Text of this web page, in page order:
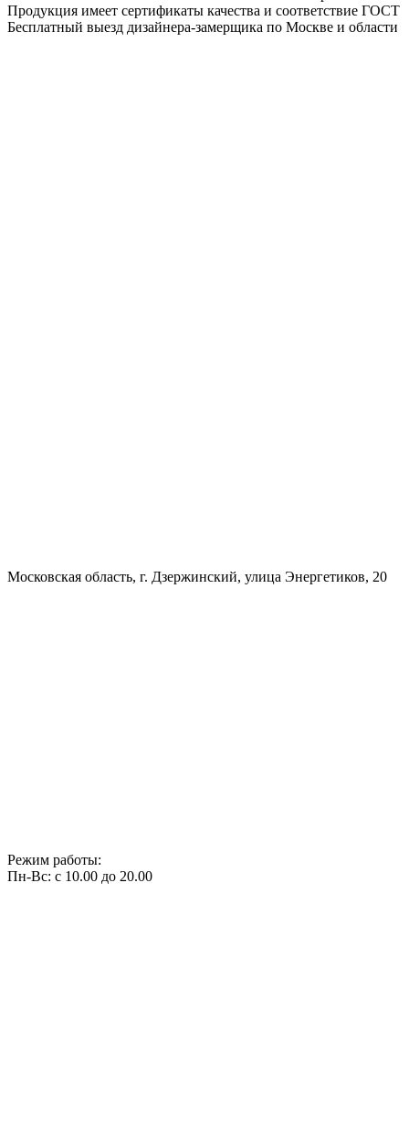
Продукция имеет сертификаты качества и соответствие ГОСТ
Бесплатный выезд дизайнера-замерщика по Москве и области
Московская область, г. Дзержинский, улица Энергетиков, 20
Режим работы:
Пн-Вс: с 10.00 до 20.00